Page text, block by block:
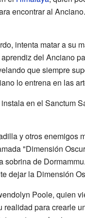
encontrar al
intenta matar a su
del Anciano
que siempre
lo entrena en las
en el Sanctum
y otros enemigos
"Dimensión
de
dejar la Dimensión
Poole, quien
para crearle